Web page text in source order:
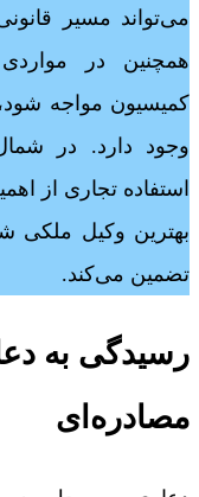
می‌تواند مسیر
همچنین در
کمیسیون مواجه
وجود دارد. در
استفاده تجاری از
بهترین وکیل ملکی
تضمین می‌کند.
رسیدگی به
مصادره‌ای